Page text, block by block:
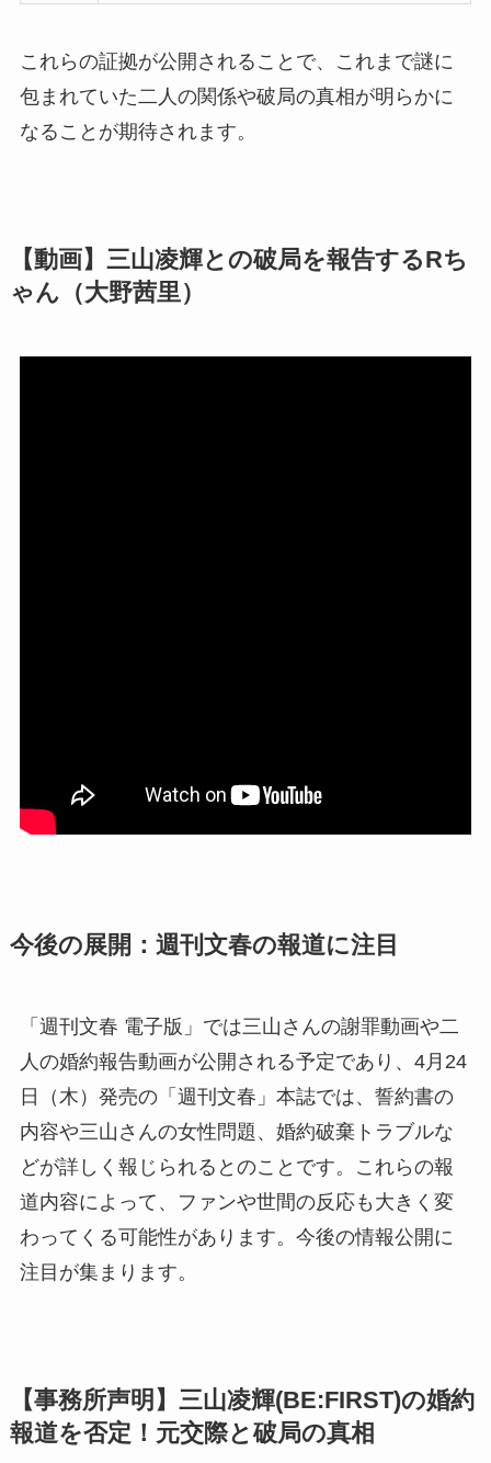
これらの証拠が公開されることで、これまで謎に
包まれていた二人の関係や破局の真相が明らかに
なることが期待されます。
【動画】三山凌輝との破局を報告するRち
ゃん（大野茜里）
今後の展開：週刊文春の報道に注目
「週刊文春 電子版」では三山さんの謝罪動画や二
人の婚約報告動画が公開される予定であり、4月24
日（木）発売の「週刊文春」本誌では、誓約書の
内容や三山さんの女性問題、婚約破棄トラブルな
どが詳しく報じられるとのことです。これらの報
道内容によって、ファンや世間の反応も大きく変
わってくる可能性があります。今後の情報公開に
注目が集まります。
【事務所声明】三山凌輝(BE:FIRST)の婚約
報道を否定！元交際と破局の真相